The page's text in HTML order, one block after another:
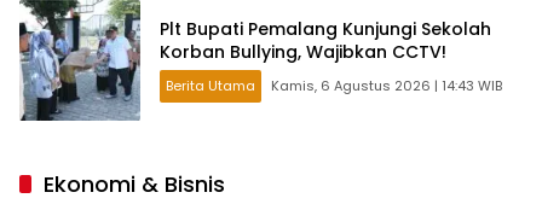
Plt Bupati Pemalang Kunjungi Sekolah
Korban Bullying, Wajibkan CCTV!
Berita Utama Kamis, 6 Agustus 2026 | 14:43 WIB
Ekonomi & Bisnis